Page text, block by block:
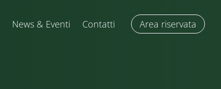
News & Eventi Contatti Area riservata